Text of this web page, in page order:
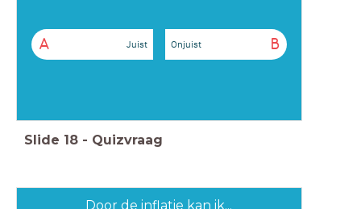
A Juist B
Onjuist
Slide 18 - Quizvraag
Door de inflatie kan ik...